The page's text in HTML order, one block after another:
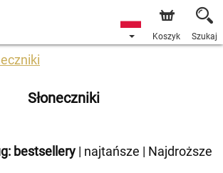
Koszyk Szukaj
Słoneczniki
bestsellery | najtańsze | Najdroższe